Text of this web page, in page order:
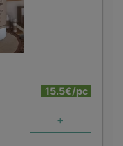
15.5€/pc
+